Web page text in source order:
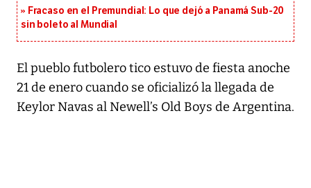
Fracaso en el Premundial: Lo que dejó a Panamá Sub-20
sin boleto al Mundial
El pueblo futbolero tico estuvo de fiesta anoche
21 de enero cuando se oficializó la llegada de
Keylor Navas al Newell’s Old Boys de Argentina.